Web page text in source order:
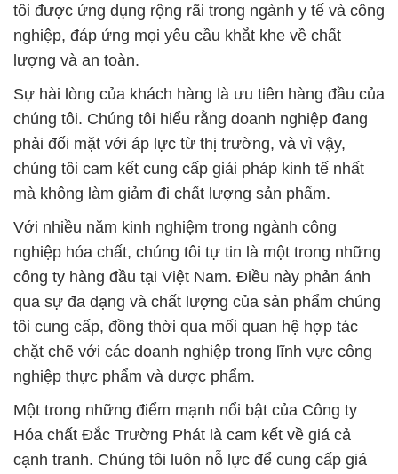
tôi được ứng dụng rộng rãi trong ngành y tế và công
nghiệp, đáp ứng mọi yêu cầu khắt khe về chất
lượng và an toàn.
Sự hài lòng của khách hàng là ưu tiên hàng đầu của
chúng tôi. Chúng tôi hiểu rằng doanh nghiệp đang
phải đối mặt với áp lực từ thị trường, và vì vậy,
chúng tôi cam kết cung cấp giải pháp kinh tế nhất
mà không làm giảm đi chất lượng sản phẩm.
Với nhiều năm kinh nghiệm trong ngành công
nghiệp hóa chất, chúng tôi tự tin là một trong những
công ty hàng đầu tại Việt Nam. Điều này phản ánh
qua sự đa dạng và chất lượng của sản phẩm chúng
tôi cung cấp, đồng thời qua mối quan hệ hợp tác
chặt chẽ với các doanh nghiệp trong lĩnh vực công
nghiệp thực phẩm và dược phẩm.
Một trong những điểm mạnh nổi bật của Công ty
Hóa chất Đắc Trường Phát là cam kết về giá cả
cạnh tranh. Chúng tôi luôn nỗ lực để cung cấp giá